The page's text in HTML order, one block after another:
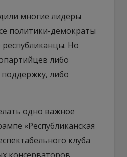
многие лидеры
политики-демократы
Но
либо
поддержку, либо
одно важное
«Республиканская
клуба
консерваторов